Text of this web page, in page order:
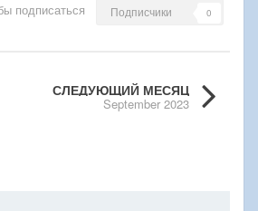
подписаться Подписчики 0
СЛЕДУЮЩИЙ МЕСЯЦ
September 2023